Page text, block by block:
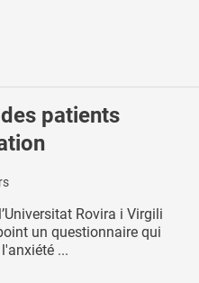
des patients
Rovira i Virgili
un questionnaire qui
...